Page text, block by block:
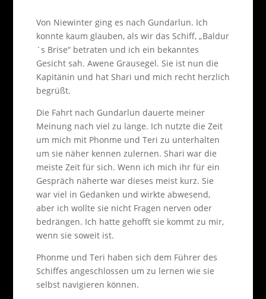
Von Niewinter ging es nach Gundarlun. Ich
konnte kaum glauben, als wir das Schiff, „Baldur
´s Brise“ betraten und ich ein bekanntes
Gesicht sah. Awene Grausegel. Sie ist nun die
Kapitänin und hat Shari und mich recht herzlich
begrüßt.
Die Fahrt nach Gundarlun dauerte meiner
Meinung nach viel zu lange. Ich nutzte die Zeit
um mich mit Phonme und Teri zu unterhalten
um sie näher kennen zulernen. Shari war die
meiste Zeit für sich. Wenn ich mich ihr für ein
Gespräch näherte war dieses meist kurz. Sie
war viel in Gedanken und wirkte abwesend,
aber ich wollte sie nicht Fragen nerven oder
bedrängen. Ich hatte gehofft sie kommt zu mir,
wenn sie soweit ist.
Phonme und Teri haben sich dem Führer des
Schiffes angeschlossen um zu lernen wie sie
selbst navigieren können.